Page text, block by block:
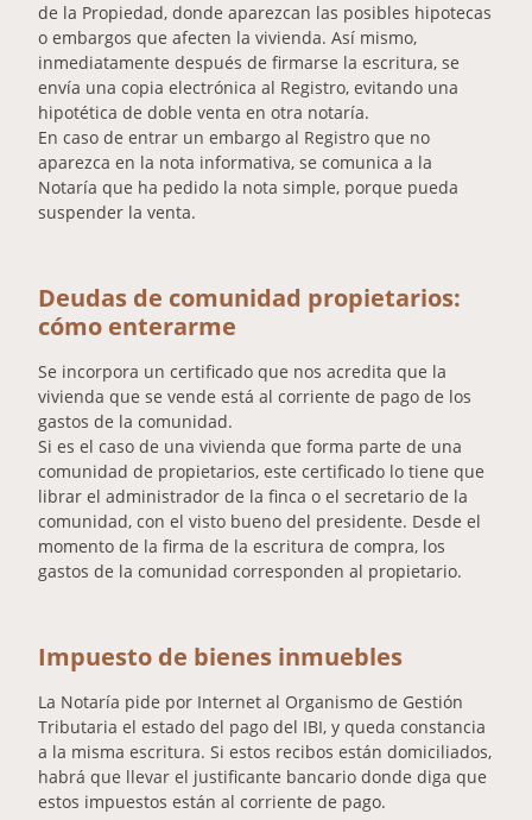
de la Propiedad, donde aparezcan las posibles hipotecas
o embargos que afecten la vivienda. Así mismo,
inmediatamente después de firmarse la escritura, se
envía una copia electrónica al Registro, evitando una
hipotética de doble venta en otra notaría.
En caso de entrar un embargo al Registro que no
aparezca en la nota informativa, se comunica a la
Notaría que ha pedido la nota simple, porque pueda
suspender la venta.
Deudas de comunidad propietarios:
cómo enterarme
Se incorpora un certificado que nos acredita que la
vivienda que se vende está al corriente de pago de los
gastos de la comunidad.
Si es el caso de una vivienda que forma parte de una
comunidad de propietarios, este certificado lo tiene que
librar el administrador de la finca o el secretario de la
comunidad, con el visto bueno del presidente. Desde el
momento de la firma de la escritura de compra, los
gastos de la comunidad corresponden al propietario.
Impuesto de bienes inmuebles
La Notaría pide por Internet al Organismo de Gestión
Tributaria el estado del pago del IBI, y queda constancia
a la misma escritura. Si estos recibos están domiciliados,
habrá que llevar el justificante bancario donde diga que
estos impuestos están al corriente de pago.